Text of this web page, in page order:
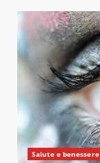
Salute e benessere